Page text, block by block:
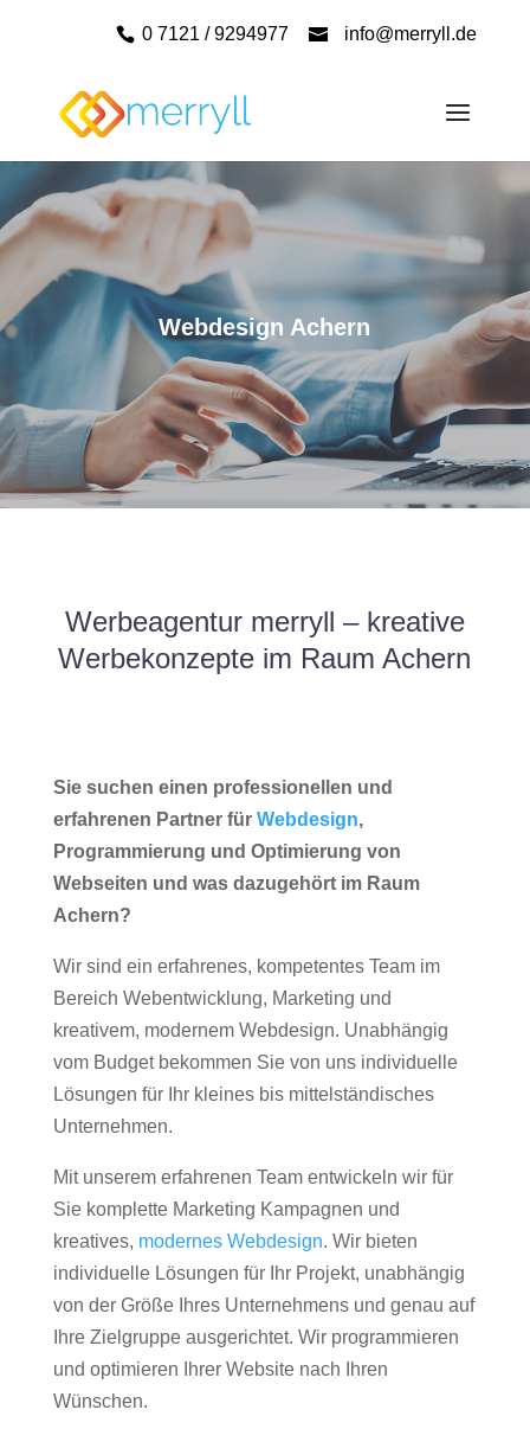
0 7121 / 9294977 info@merryll.de
Webdesign Achern
Werbeagentur merryll – kreative
Werbekonzepte im Raum Achern
Sie suchen einen professionellen und
erfahrenen Partner für Webdesign,
Programmierung und Optimierung von
Webseiten und was dazugehört im Raum
Achern?
Wir sind ein erfahrenes, kompetentes Team im
Bereich Webentwicklung, Marketing und
kreativem, modernem Webdesign. Unabhängig
vom Budget bekommen Sie von uns individuelle
Lösungen für Ihr kleines bis mittelständisches
Unternehmen.
Mit unserem erfahrenen Team entwickeln wir für
Sie komplette Marketing Kampagnen und
kreatives, modernes Webdesign. Wir bieten
individuelle Lösungen für Ihr Projekt, unabhängig
von der Größe Ihres Unternehmens und genau auf
Ihre Zielgruppe ausgerichtet. Wir programmieren
und optimieren Ihrer Website nach Ihren
Wünschen.